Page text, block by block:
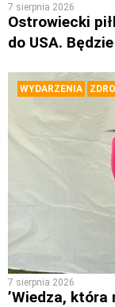
7 sierpnia 2026
Ostrowiecki
do USA.
WYDARZENIA
7 sierpnia 2026
’Wiedza,